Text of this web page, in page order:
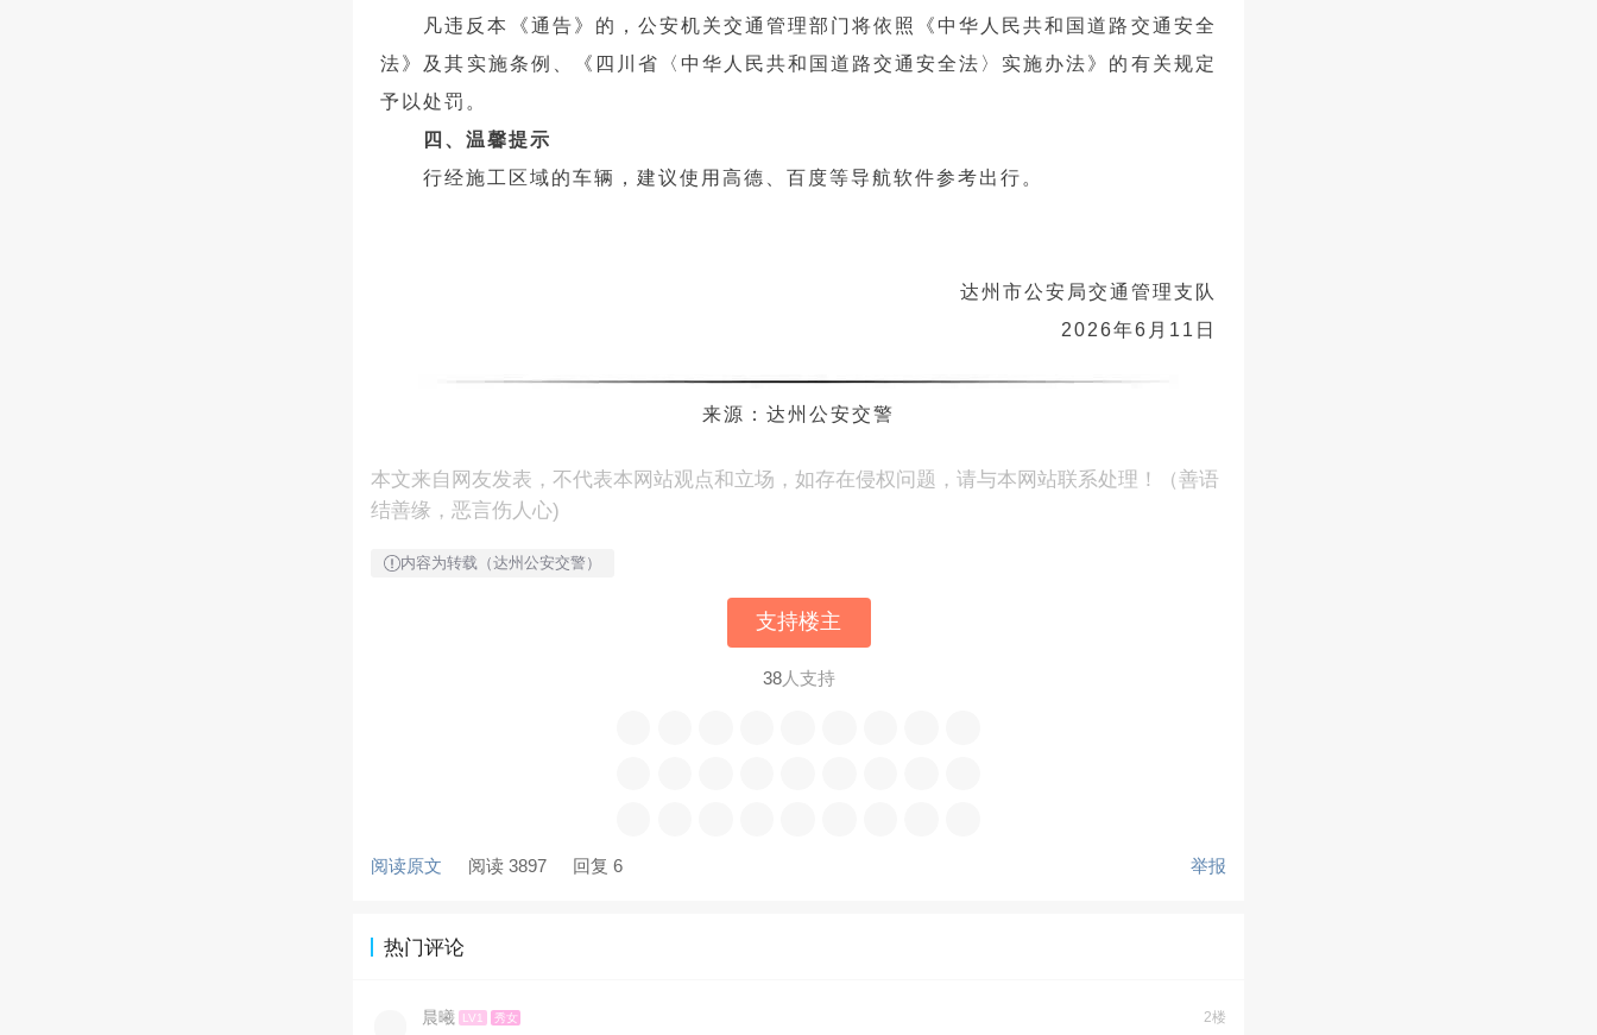
凡违反本《通告》的，公安机关交通管理部门将依照《中华人民共和国道路交通安全
法》及其实施条例、《四川省〈中华人民共和国道路交通安全法〉实施办法》的有关规定
予以处罚。
四、温馨提示
行经施工区域的车辆，建议使用高德、百度等导航软件参考出行。
达州市公安局交通管理支队
2026年6月11日
来源：达州公安交警
本文来自网友发表，不代表本网站观点和立场，如存在侵权问题，请与本网站联系处理！（善语
结善缘，恶言伤人心)
内容为转载（达州公安交警）
支持楼主
38人支持
阅读原文 阅读 3897 回复 6 举报
热门评论
晨曦 LV1 秀女 2楼